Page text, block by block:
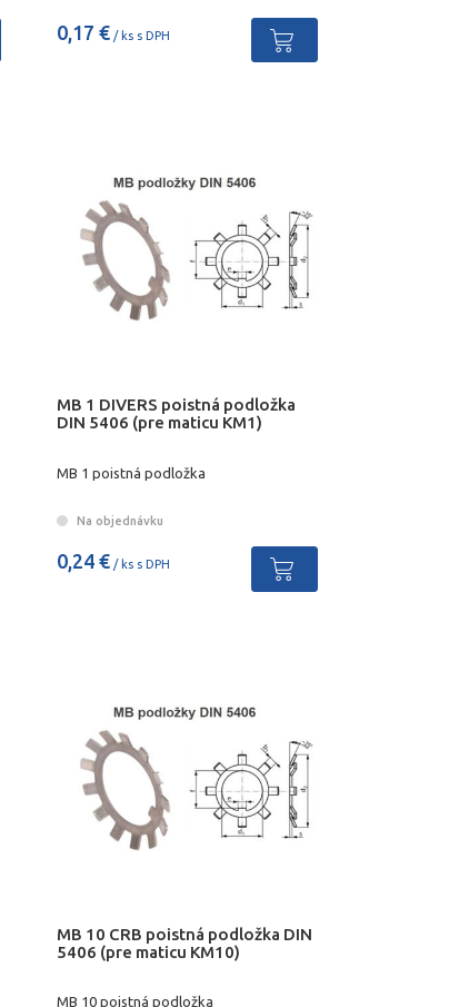
0,17 €/ ks s DPH
MB 1 DIVERS poistná podložka
DIN 5406 (pre maticu KM1)
MB 1 poistná podložka
Na objednávku
0,24 €/ ks s DPH
MB 10 CRB poistná podložka DIN
5406 (pre maticu KM10)
MB 10 poistná podložka